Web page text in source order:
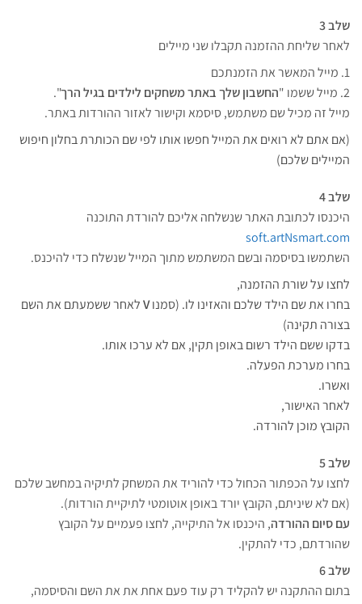
שלב 3
לאחר שליחת ההזמנה תקבלו שני מיילים
1. מייל המאשר את הזמנתכם
2. מייל ששמו "
החשבון שלך באתר משחקים לילדים בגיל הרך".
מייל זה מכיל שם משתמש, סיסמא וקישור לאזור ההורדות באתר.
(אם אתם לא רואים את המייל חפשו אותו לפי שם הכותרת בחלון חיפוש
המיילים שלכם)
שלב 4
היכנסו לכתובת האתר שנשלחה אליכם להורדת התוכנה
soft.artNsmart.com
השתמשו בסיסמה ובשם המשתמש מתוך המייל שנשלח כדי להיכנס.
לחצו על שורת ההזמנה,
בחרו את שם הילד שלכם והאזינו לו. (סמנוVלאחר ששמעתם את השם
בצורה תקינה)
בדקו ששם הילד רשום באופן תקין, אם לא ערכו אותו.
בחרו מערכת הפעלה.
ואשרו.
לאחר האישור,
הקובץ מוכן להורדה.
שלב 5
לחצו על הכפתור הכחול כדי להוריד את המשחק לתיקיה במחשב שלכם
(אם לא שיניתם, הקובץ יורד באופן אוטומטי לתיקיית הורדות).
עם סיום ההורדה, היכנסו אל התיקייה, לחצו פעמיים על הקובץ
שהורדתם, כדי להתקין.
שלב 6
בתום ההתקנה יש להקליד רק עוד פעם אחת את את השם והסיסמה,